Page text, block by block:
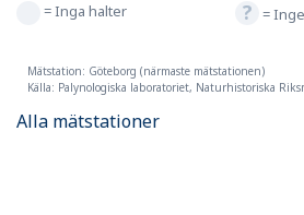
=Inga halter =
Mätstation: Göteborg (närmaste mätstationen)
Källa: Palynologiska laboratoriet, Naturhistoriska
Alla mätstationer